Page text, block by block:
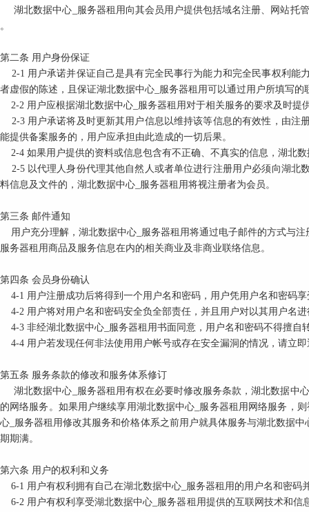
湖北数据中心_服务器租用向其会员用户提供包括域名注册、网站托
。
第二条 用户身份保证
2-1 用户承诺并保证自己是具有完全民事行为能力和完全民事权利
者虚假的陈述，且保证湖北数据中心_服务器租用可以通过用户所填写的
2-2 用户应根据湖北数据中心_服务器租用对于相关服务的要求及时
2-3 用户承诺将及时更新其用户信息以维持该等信息的有效性，由
能提供备案服务的，用户应承担由此造成的一切后果。
2-4 如果用户提供的资料或信息包含有不正确、不真实的信息，湖北
2-5 以代理人身份代理其他自然人或者单位进行注册用户必须向湖
料信息及文件的，湖北数据中心_服务器租用将视注册者为会员。
第三条 邮件通知
用户充分理解，湖北数据中心_服务器租用将通过电子邮件的方式与
服务器租用商品及服务信息在内的相关商业及非商业联络信息。
第四条 会员身份确认
4-1 用户注册成功后将得到一个用户名和密码，用户凭用户名和密码
4-2 用户将对用户名和密码安全负全部责任，并且用户对以其用户名
4-3 非经湖北数据中心_服务器租用书面同意，用户名和密码不得擅
4-4 用户若发现任何非法使用用户帐号或存在安全漏洞的情况，请立
第五条 服务条款的修改和服务体系修订
湖北数据中心_服务器租用有权在必要时修改服务条款，湖北数据中
的网络服务。如果用户继续享用湖北数据中心_服务器租用网络服务，
心_服务器租用修改其服务和价格体系之前用户就具体服务与湖北数据
期期满。
第六条 用户的权利和义务
6-1 用户有权利拥有自己在湖北数据中心_服务器租用的用户名和密
6-2 用户有权利享受湖北数据中心_服务器租用提供的互联网技术和